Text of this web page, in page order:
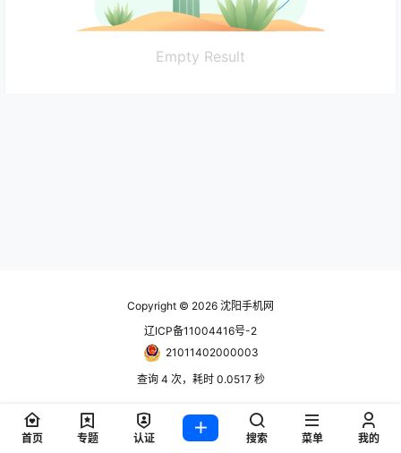
Empty Result
Copyright © 2026 沈阳手机网
辽ICP备11004416号-2
21011402000003
查询 4 次，耗时 0.0517 秒
首页 专题 认证 搜索 菜单 我的